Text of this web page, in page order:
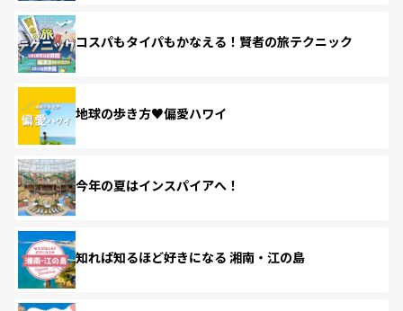
コスパもタイパもかなえる！賢者の旅テクニック
地球の歩き方♥偏愛ハワイ
今年の夏はインスパイアへ！
知れば知るほど好きになる 湘南・江の島